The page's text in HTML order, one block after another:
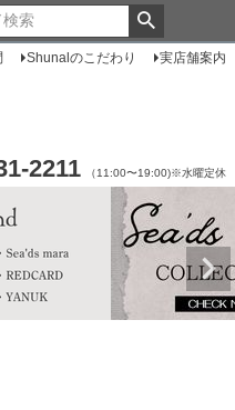
Shunalのこだわり 実店舗案内
2211 （11:00〜19:00)※水曜定休